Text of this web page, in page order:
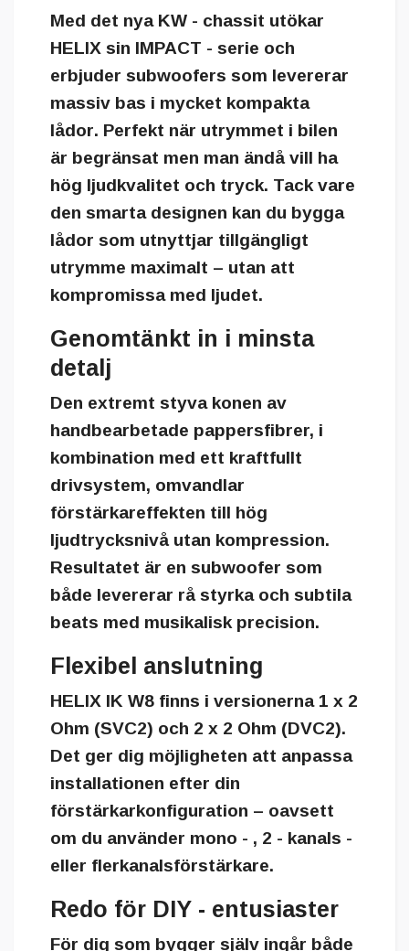
Med det nya KW - chassit utökar
HELIX sin IMPACT - serie och
erbjuder subwoofers som levererar
massiv bas i mycket kompakta
lådor. Perfekt när utrymmet i bilen
är begränsat men man ändå vill ha
hög ljudkvalitet och tryck. Tack vare
den smarta designen kan du bygga
lådor som utnyttjar tillgängligt
utrymme maximalt – utan att
kompromissa med ljudet.
Genomtänkt in i minsta
detalj
Den extremt styva konen av
handbearbetade pappersfibrer, i
kombination med ett kraftfullt
drivsystem, omvandlar
förstärkareffekten till hög
ljudtrycksnivå utan kompression.
Resultatet är en subwoofer som
både levererar rå styrka och subtila
beats med musikalisk precision.
Flexibel anslutning
HELIX IK W8 finns i versionerna 1 x 2
Ohm (SVC2) och 2 x 2 Ohm (DVC2).
Det ger dig möjligheten att anpassa
installationen efter din
förstärkarkonfiguration – oavsett
om du använder mono - , 2 - kanals -
eller flerkanalsförstärkare.
Redo för DIY - entusiaster
För dig som bygger själv ingår både